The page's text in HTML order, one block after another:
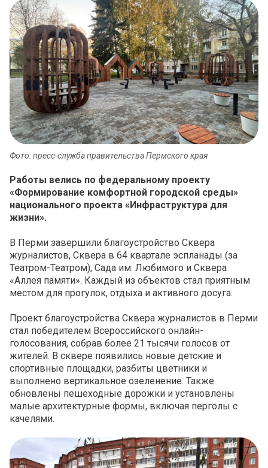
Фото: пресс-служба правительства Пермского края
Работы велись по федеральному проекту
«Формирование комфортной городской среды»
национального проекта «Инфраструктура для
жизни».
В Перми завершили благоустройство Сквера
журналистов, Сквера в 64 квартале эспланады (за
Театром-Театром), Сада им. Любимого и Сквера
«Аллея памяти». Каждый из объектов стал приятным
местом для прогулок, отдыха и активного досуга.
Проект благоустройства Сквера журналистов в Перми
стал победителем Всероссийского онлайн-
голосования, собрав более 21 тысячи голосов от
жителей. В сквере появились новые детские и
спортивные площадки, разбиты цветники и
выполнено вертикальное озеленение. Также
обновлены пешеходные дорожки и установлены
малые архитектурные формы, включая перголы с
качелями.